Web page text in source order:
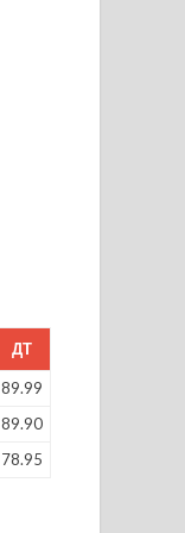
ДТ
89.99
89.90
78.95